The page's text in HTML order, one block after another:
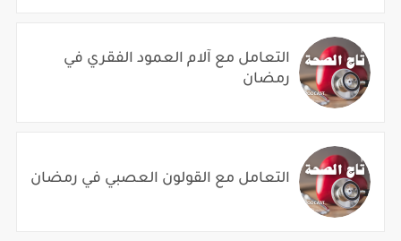
التعامل مع آلام العمود الفقري في
رمضان
التعامل مع القولون العصبي في رمضان